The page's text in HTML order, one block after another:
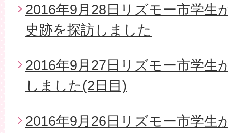
2016年9月28日リズモー市学生
史跡を探訪しました
2016年9月27日リズモー市学生
しました(2日目)
2016年9月26日リズモー市学生